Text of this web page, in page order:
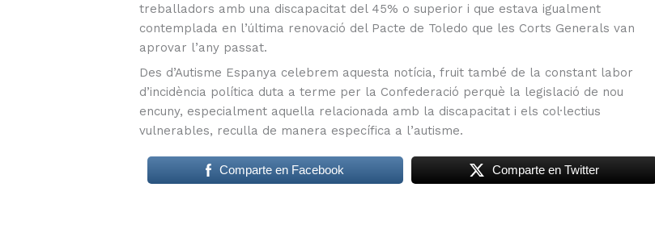
treballadors amb una discapacitat del 45% o superior i que estava igualment
contemplada en l’última renovació del Pacte de Toledo que les Corts Generals van
aprovar l’any passat.
Des d’Autisme Espanya celebrem aquesta notícia, fruit també de la constant labor
d’incidència política duta a terme per la Confederació perquè la legislació de nou
encuny, especialment aquella relacionada amb la discapacitat i els col·lectius
vulnerables, reculla de manera específica a l’autisme.
Comparte en Facebook Comparte en Twitter